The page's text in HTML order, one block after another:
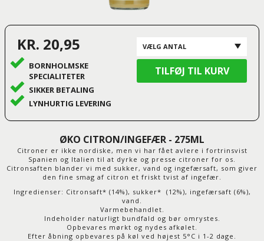
KR. 20,95
BORNHOLMSKE
SPECIALITETER
SIKKER BETALING
LYNHURTIG LEVERING
ØKO CITRON/INGEFÆR - 275ML
Citroner er ikke nordiske, men vi har fået avlere i fortrinsvist
Spanien og Italien til at dyrke og presse citroner for os.
Citronsaften blander vi med sukker, vand og ingefærsaft, som giver
den fine smag af citron et friskt tvist af ingefær.
Ingredienser: Citronsaft* (14%), sukker* (12%), ingefærsaft (6%),
vand.
Varmebehandlet.
Indeholder naturligt bundfald og bør omrystes.
Opbevares mørkt og nydes afkølet.
Efter åbning opbevares på køl ved højest 5°C i 1-2 dage.